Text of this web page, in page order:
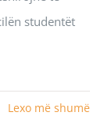
studentët
Lexo më shumë